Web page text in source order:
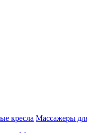
кресла Массажеры